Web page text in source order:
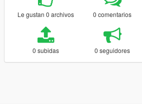
Le gustan 0 archivos 0 comentarios
0 subidas 0 seguidores